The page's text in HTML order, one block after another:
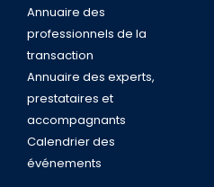
Annuaire des
professionnels de la
transaction
Annuaire des experts,
prestataires et
accompagnants
Calendrier des
événements